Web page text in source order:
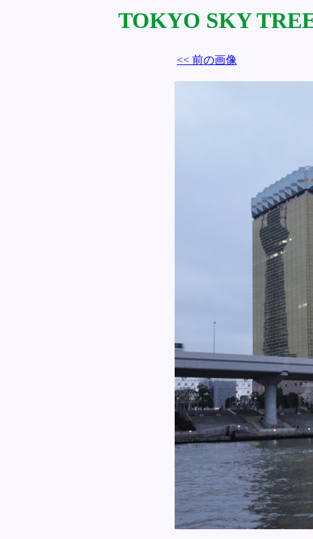
TOKYO SKY
<< 前の画像